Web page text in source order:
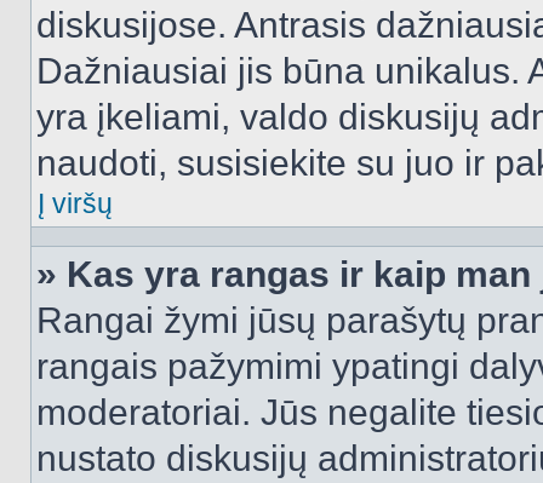
diskusijose. Antrasis
Dažniausiai jis būna unikalus.
yra įkeliami, valdo diskusijų
naudoti, susisiekite su juo ir
Į viršų
» Kas yra rangas ir kaip
Rangai žymi jūsų parašytų
rangais pažymimi ypatingi
moderatoriai. Jūs negalite
nustato diskusijų